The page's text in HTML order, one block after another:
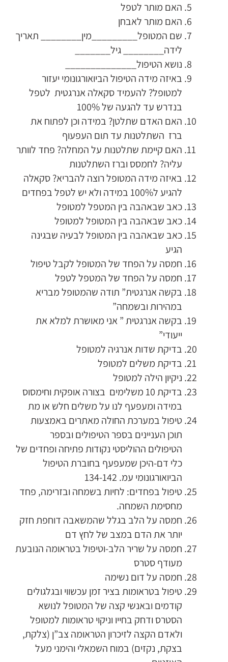
האם מותר לטפל
האם מותר לאבחן
שם המטופל_________מין________ תאריך
לידה________ גיל_______
נושא הטיפול______________
באיזה מידה הטיפול הביואורגונומי יעזור
למטופל? להעמיד סקאלה אנרגטית לטפל
בנדרש עד להגעה של 100%
האם האדם שתלטן? במידה וכן לפתוח את
ברז השתלטנות עד תום העפעוף
האם קיימת שתלטנות על המחלה? פחד לוותר
עליה? לחמסס וברז השתלטנות
באיזה מידה המטופל רוצה להבריא? סקאלה
להגיע ל100% במידה ולא יש לטפל בפחדים
כאב שבאהבה בין המטפל למטופל
כאב שבאהבה בין המטופל למטופל
כאב שבאהבה בין המטופל לבעיה שבגינה
הגיע
חמסה על הפחד של המטופל לקבל טיפול
חמסה על הפחד של המטפל לטפל
בקשה אנרגטית” תודה שהמטופל מבריא
במהירות ובשמחה”
בקשה אנרגטית ” אני מאושרת למלא את
ייעודי”
בדיקת שדות אנרגיה למטופל
בדיקת משלים למטופל
ניקיון הילה למטופל
בדיקת 10 משלימים בצורה אופקית וחימסוס
במידה ומעפעף לנו על משלים חלש או מת
טיפול במערכת החולה מאתרים באמצעות
תוכן העניינים בספר הטיפולים ובספר
הטיפולים ההוליסטי נקודות פתיחה ופחדים של
כלי דם-היכן שמעפעף בחוברת הטיפול
הביואורגונומי עמ. 134-142
טיפול בפחדים: לחיות בשמחה ובזרימה, פחד
מחסימת השמחה.
חמסה על הלב בגלל שהמשאבה דוחפת חזק
יותר את הדם במצב של לחץ דם
חמסה על שריר הלב-וטיפול בטראומה הנובעת
מעודף סטרס
חמסה על דום נשימה
טיפול בטראומות בציר זמן עכשווי ובגלגולים
קודמים ובאנשי קצה של המטופל לנושא
הסטרס ודחק בחייו וניקוי טראומות למטופל
ולאדם הקצה לזיכרון הטראומה צב”ן (צלקת,
בצקת, נקזים) במוח השמאלי והימני מעל